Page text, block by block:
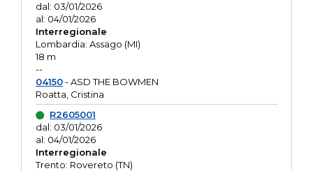
dal: 03/01/2026
al: 04/01/2026
Interregionale
Lombardia: Assago (MI)
18 m
--
04150- ASD THE BOWMEN
Roatta, Cristina
R2605001
dal: 03/01/2026
al: 04/01/2026
Interregionale
Trento: Rovereto (TN)